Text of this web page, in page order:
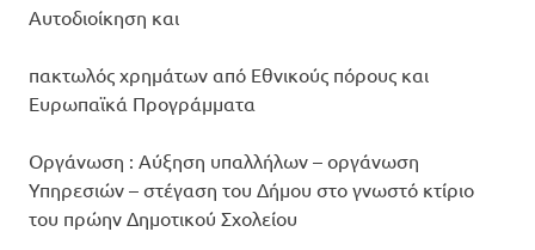
Αυτοδιοίκηση και
πακτωλός χρημάτων από Εθνικούς πόρους και
Ευρωπαϊκά Προγράμματα
Οργάνωση : Αύξηση υπαλλήλων – οργάνωση
Υπηρεσιών – στέγαση του Δήμου στο γνωστό κτίριο
του πρώην Δημοτικού Σχολείου